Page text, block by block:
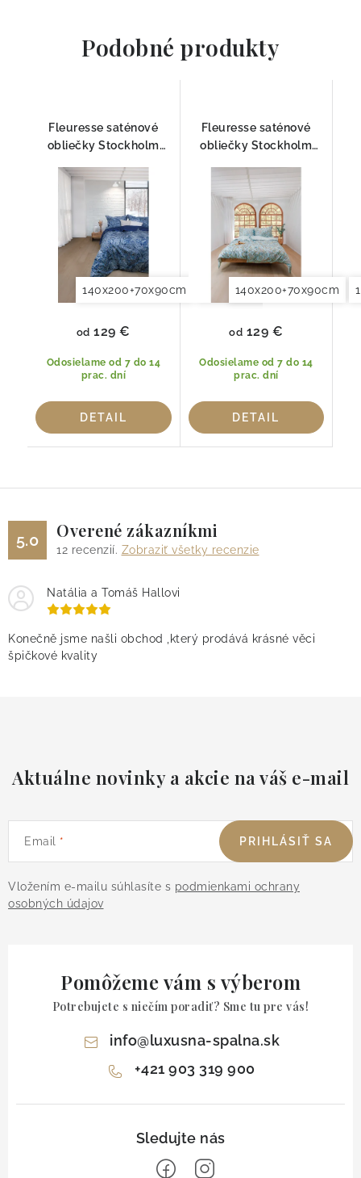
Podobné produkty
Fleuresse saténové
obliečky Stockholm
140x200+70x90cm 140x220+70x90cm
Odosielame od 7 do 14
prac. dní
od 129 €
DETAIL
Fleuresse saténové
obliečky Stockholm
140x200+70x90cm
Odosielame od 7 do 14
prac. dní
od 129 €
DETAIL
5.0 Overené zákazníkmi
12 recenzií. Zobraziť všetky recenzie
Natália a Tomáš Hallovi
Konečně jsme našli obchod ,který prodává krásné věci
špičkové kvality
Aktuálne novinky a akcie na váš e-mail
Email
Vložením e-mailu súhlasíte s podmienkami ochrany
osobných údajov
PRIHLÁSIŤ SA
Pomôžeme vám s výberom
Potrebujete s niečím poradiť? Sme tu pre vás!
info@luxusna-spalna.sk
+421 903 319 900